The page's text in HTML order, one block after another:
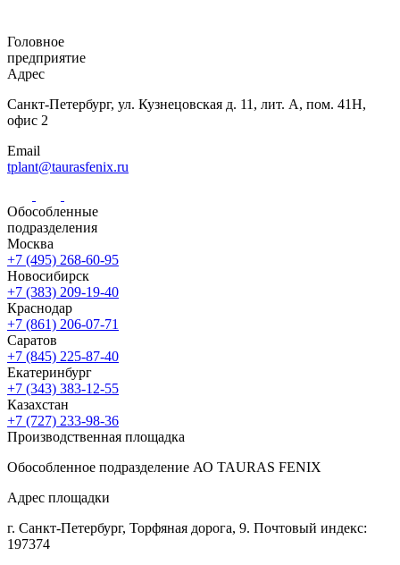
Головное
предприятие
Адрес
Санкт-Петербург, ул. Кузнецовская д. 11, лит. А, пом. 41Н,
офис 2
Email
tplant@taurasfenix.ru
Обособленные
подразделения
Москва
+7 (495) 268-60-95
Новосибирск
+7 (383) 209-19-40
Краснодар
+7 (861) 206-07-71
Саратов
+7 (845) 225-87-40
Екатеринбург
+7 (343) 383-12-55
Казахстан
+7 (727) 233-98-36
Производственная площадка
Обособленное подразделение АО TAURAS FENIX
Адрес площадки
г. Санкт-Петербург, Торфяная дорога, 9. Почтовый индекс:
197374